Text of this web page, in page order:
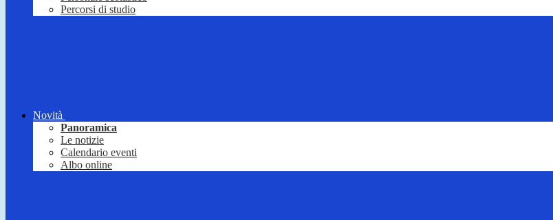
Percorsi di studio
Novità
Panoramica
Le notizie
Calendario eventi
Albo online